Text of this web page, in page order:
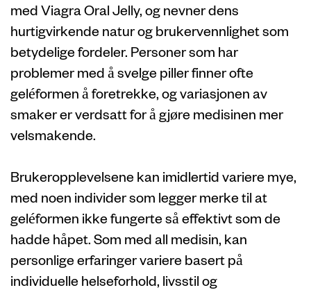
med Viagra Oral Jelly, og nevner dens
hurtigvirkende natur og brukervennlighet som
betydelige fordeler. Personer som har
problemer med å svelge piller finner ofte
geléformen å foretrekke, og variasjonen av
smaker er verdsatt for å gjøre medisinen mer
velsmakende.
Brukeropplevelsene kan imidlertid variere mye,
med noen individer som legger merke til at
geléformen ikke fungerte så effektivt som de
hadde håpet. Som med all medisin, kan
personlige erfaringer variere basert på
individuelle helseforhold, livsstil og